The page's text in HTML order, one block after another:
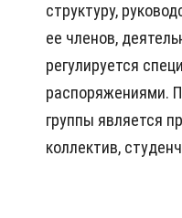
структуру,
ее членов,
регулируется
распоряжениями.
группы является
коллектив,